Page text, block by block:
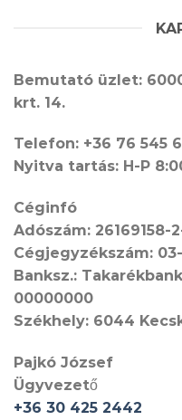
Bemutató üzlet:
krt. 14.
Telefon: +36 76 545
Nyitva tartás: H-P
Céginfó
Adószám: 26169158-
Cégjegyzékszám: 03-
Banksz.:
00000000
Székhely: 6044
Pajkó József
Ügyvezető
+36 30 425 2442